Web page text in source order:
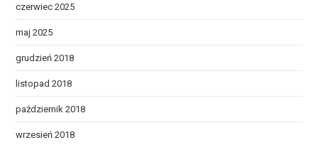
czerwiec 2025
maj 2025
grudzień 2018
listopad 2018
październik 2018
wrzesień 2018